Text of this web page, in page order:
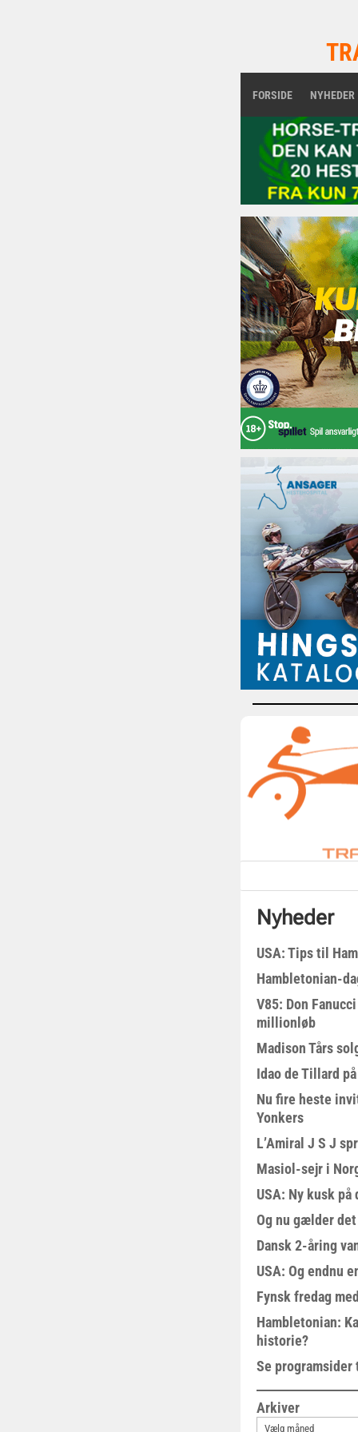
FORSIDE NYHEDER
Nyheder
USA: Tips til
Hambletonian-
V85: Don
millionløb
Madison Tårs
Idao de Tillard
Nu fire heste
Yonkers
L’Amiral J S J
Masiol-sejr i
USA: Ny kusk på
Og nu gælder
Dansk 2-åring
USA: Og endnu
Fynsk fredag
Hambletonian:
historie?
Se
Arkiver